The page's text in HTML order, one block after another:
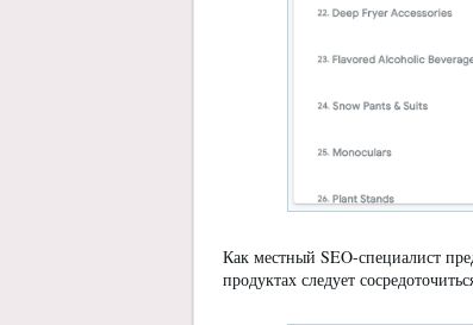
Как местный SEO-специалист
продуктах следует